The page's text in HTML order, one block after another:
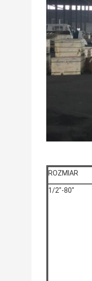
ROZMIAR
1/2"-80"